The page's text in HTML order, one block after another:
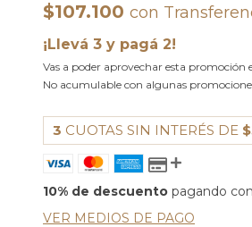
$107.100con
¡Llevá 3 y pagá 2!
Vas a poder aprovechar esta promoción
No acumulable con algunas
3 CUOTAS SIN INTERÉS DE
10% de descuento pagando
VER MEDIOS DE PAGO